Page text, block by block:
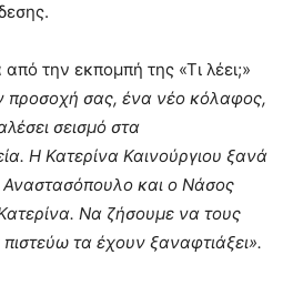
την εκπομπή της «Τι λέει;»
προσοχή σας, ένα νέο κόλαφος,
σεισμό στα
Η Κατερίνα Καινούργιου ξανά
και ο Νάσος
Να ζήσουμε να τους
τα έχουν ξαναφτιάξει».